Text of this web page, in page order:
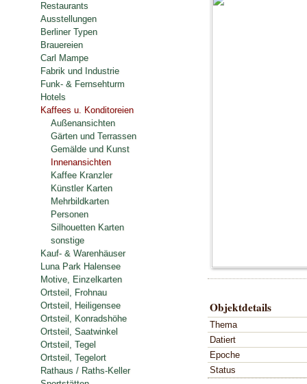
Objektdetails
Thema
Datiert
Epoche
Status
Restaurants
Ausstellungen
Berliner Typen
Brauereien
Carl Mampe
Fabrik und Industrie
Funk- & Fernsehturm
Hotels
Kaffees u. Konditoreien
Außenansichten
Gärten und Terrassen
Gemälde und Kunst
Innenansichten
Kaffee Kranzler
Künstler Karten
Mehrbildkarten
Personen
Silhouetten Karten
sonstige
Kauf- & Warenhäuser
Luna Park Halensee
Motive, Einzelkarten
Ortsteil, Frohnau
Ortsteil, Heiligensee
Ortsteil, Konradshöhe
Ortsteil, Saatwinkel
Ortsteil, Tegel
Ortsteil, Tegelort
Rathaus / Raths-Keller